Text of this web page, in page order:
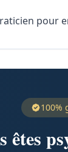
100%
êtes